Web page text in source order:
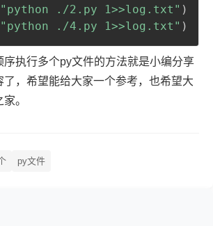
"python ./2.py 1>>log.txt" )
"python ./4.py 1>>log.txt" )
序执行多个py文件的方法就是小编分享
了，希望能给大家一个参考，也希望大
。
py文件